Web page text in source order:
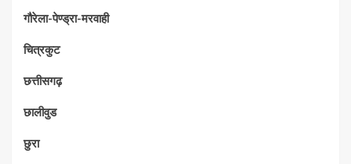
गौरेला-पेण्ड्रा-मरवाही
चित्रकुट
छत्तीसगढ़
छालीवुड
छुरा